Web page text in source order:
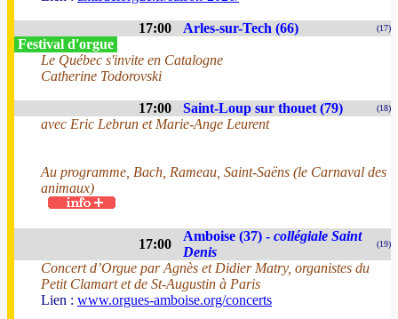
17:00 Arles-sur-Tech (66) (17)
Festival d'orgue
Le Québec s'invite en Catalogne
Catherine Todorovski
17:00 Saint-Loup sur thouet (79) (18)
avec Eric Lebrun et Marie-Ange Leurent
Au programme, Bach, Rameau, Saint-Saëns (le Carnaval des
animaux)
17:00
Amboise (37) - collégiale Saint
Denis
(19)
Concert d’Orgue par Agnès et Didier Matry, organistes du
Petit Clamart et de St-Augustin à Paris
Lien : www.orgues-amboise.org/concerts